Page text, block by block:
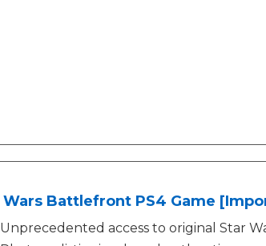
Wars Battlefront PS4 Game
Unprecedented access to original Star